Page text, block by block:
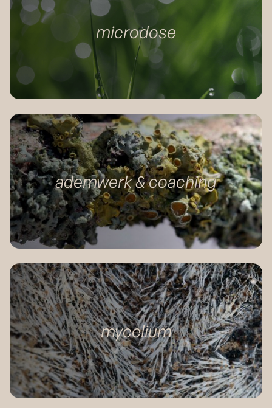
microdose
ademwerk & coaching
mycelium